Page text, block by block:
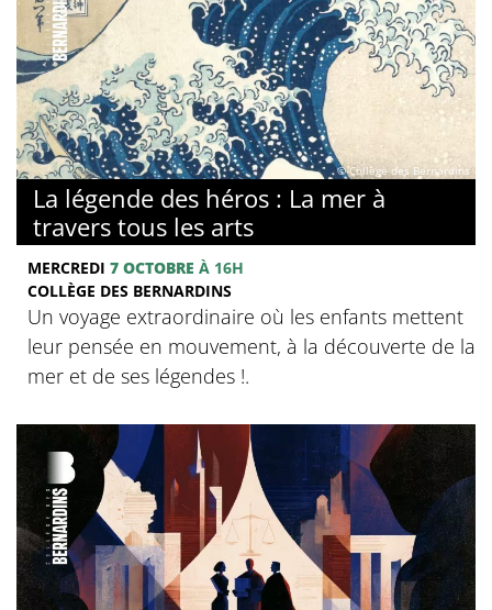
© Collège des Bernardins
La légende des héros : La mer à
travers tous les arts
MERCREDI 7 OCTOBRE À 16H
COLLÈGE DES BERNARDINS
Un voyage extraordinaire où les enfants mettent
leur pensée en mouvement, à la découverte de la
mer et de ses légendes !.